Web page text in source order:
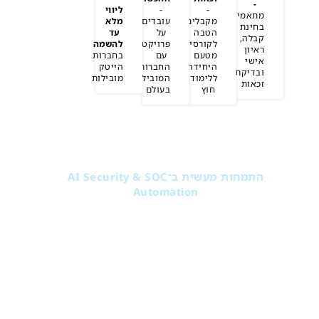
-
מתאמים
בחינת
קבלה,
ראיון
אישי
ובדיקת
זכאות
-
מקבלים
הטבה
לקורסים
מטעם
היחידה
ללימודי
חוץ
-
עובדים
על
פרויקטים
עם
החברות
המובילות
בעולם
ליווי
מלא
עד
להשמה
בחברות
הייטק
מובילות
התמחות מעשית ב־AI Security & SOC
Automation